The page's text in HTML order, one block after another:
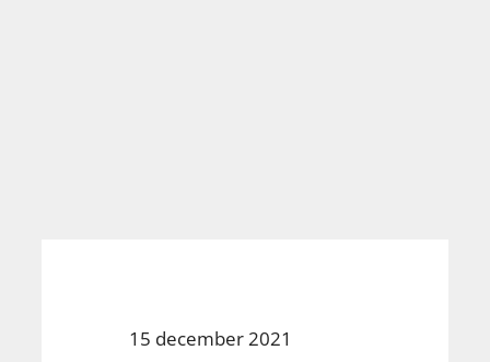
15 december 2021